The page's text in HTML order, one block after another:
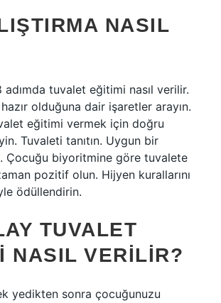
NASIL
tuvalet eğitimi nasıl verilir.
olduğuna dair işaretler arayın.
eğitimi vermek için doğru
Tuvaleti tanıtın. Uygun bir
Çocuğu biyoritmine göre tuvalete
pozitif olun. Hijyen kurallarını
ödüllendirin.
TUVALET
NASIL VERILIR?
yedikten sonra çocuğunuzu